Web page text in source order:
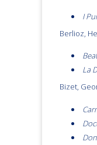
I
Berlioz,
La
Bizet,